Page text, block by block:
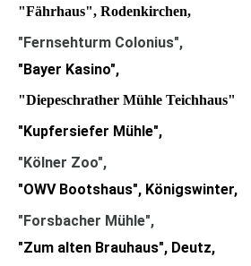
"Fährhaus", Rodenkirchen,
"Fernsehturm Colonius",
"Bayer Kasino",
"Diepeschrather Mühle Teichhaus"
"Kupfersiefer Mühle",
"Kölner Zoo",
"OWV Bootshaus", Königswinter,
"Forsbacher Mühle",
"Zum alten Brauhaus", Deutz,